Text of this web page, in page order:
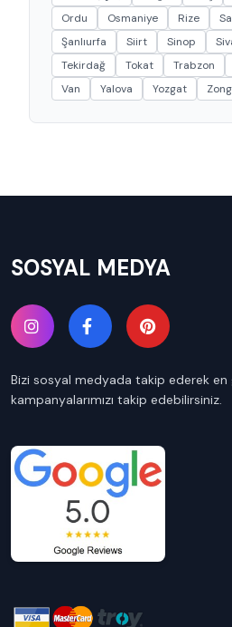
Ordu
Osmaniye Rize
Şanlıurfa
Siirt Sinop
Tekirdağ
Tokat Trabzon
Van
Yalova Yozgat
SOSYAL MEDYA
Bizi sosyal medyada takip ederek en
kampanyalarımızı takip edebilirsiniz.